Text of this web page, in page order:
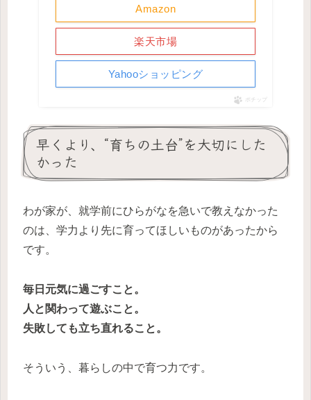
Amazon
楽天市場
Yahooショッピング
ポチップ
早くより、“育ちの土台”を大切にした
かった
わが家が、就学前にひらがなを急いで教えなかった
のは、学力より先に育ってほしいものがあったから
です。
毎日元気に過ごすこと。
人と関わって遊ぶこと。
失敗しても立ち直れること。
そういう、暮らしの中で育つ力です。